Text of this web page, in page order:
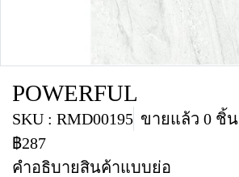
POWERFUL
SKU : RMD00195 ขายแล้ว 0 ชิ้น
฿287
คำอธิบายสินค้าแบบย่อ